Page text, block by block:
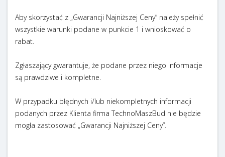
Aby skorzystać z „Gwarancji Najniższej Ceny” należy spełnić
wszystkie warunki podane w punkcie 1 i wnioskować o
rabat.
Zgłaszający gwarantuje, że podane przez niego informacje
są prawdziwe i kompletne.
W przypadku błędnych i/lub niekompletnych informacji
podanych przez Klienta firma TechnoMaszBud nie będzie
mogła zastosować „Gwarancji Najniższej Ceny”.